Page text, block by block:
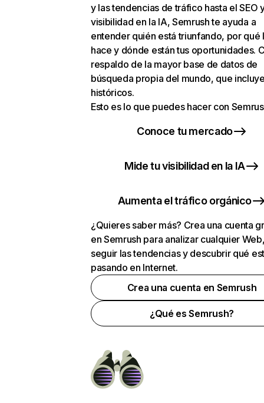
y las tendencias de tráfico hasta el SEO
visibilidad en la IA, Semrush te ayuda a
entender quién está triunfando, por qué
hace y dónde están tus oportunidades.
respaldo de la mayor base de datos de
búsqueda propia del mundo, que
históricos.
Esto es lo que puedes hacer con
Conoce tu mercado
Mide tu visibilidad en la IA
Aumenta el tráfico orgánico
¿Quieres saber más? Crea una cuenta
en Semrush para analizar cualquier
seguir las tendencias y descubrir qué
pasando en Internet.
Crea una cuenta en Semrush
¿Qué es Semrush?